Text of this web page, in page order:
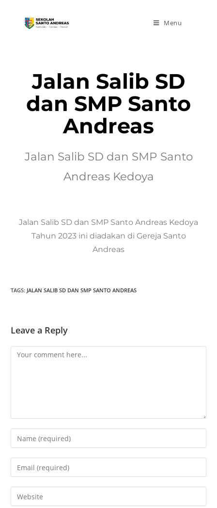
Menu
Jalan Salib SD
dan SMP Santo
Andreas
Jalan Salib SD dan SMP Santo
Andreas Kedoya
Jalan Salib SD dan SMP Santo Andreas Kedoya
Tahun 2023 ini diadakan di Gereja Santo
Andreas
TAGS: JALAN SALIB SD DAN SMP SANTO ANDREAS
Leave a Reply